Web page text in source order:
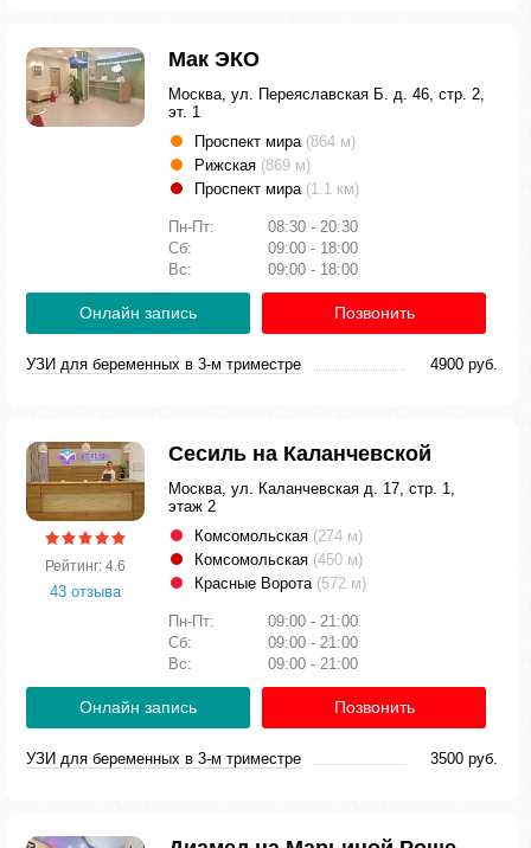
Мак ЭКО
Москва, ул. Переяславская Б. д. 46, стр. 2,
эт. 1
Проспект мира (864 м)
Рижская (869 м)
Проспект мира (1.1 км)
Пн-Пт:
08:30 - 20:30
Сб:
09:00 - 18:00
Вс:
09:00 - 18:00
Онлайн запись Позвонить
УЗИ для беременных в 3-м триместре 4900 руб.
Рейтинг: 4.6
43 отзыва
Сесиль на Каланчевской
Москва, ул. Каланчевская д. 17, стр. 1,
этаж 2
Комсомольская (274 м)
Комсомольская (450 м)
Красные Ворота (572 м)
Пн-Пт:
09:00 - 21:00
Сб:
09:00 - 21:00
Вс:
09:00 - 21:00
Онлайн запись Позвонить
УЗИ для беременных в 3-м триместре 3500 руб.